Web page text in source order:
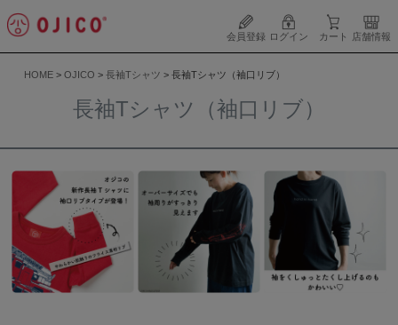
会員登録 ログイン カート 店舗情報
HOME OJICO 長袖Tシャツ 長袖Tシャツ（袖口リブ）
長袖Tシャツ（袖口リブ）